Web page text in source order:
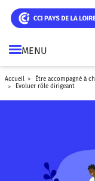
Aller
contenu
MENU
accueil
être accompagné à
evoluer rôle dirigeant
Panneau de gestion